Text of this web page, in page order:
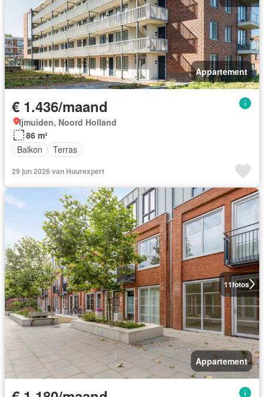
Appartement
€ 1.436/maand
Ijmuiden, Noord Holland
86 m²
Balkon
Terras
29 jun 2026 van Huurexpert
11fotos
Appartement